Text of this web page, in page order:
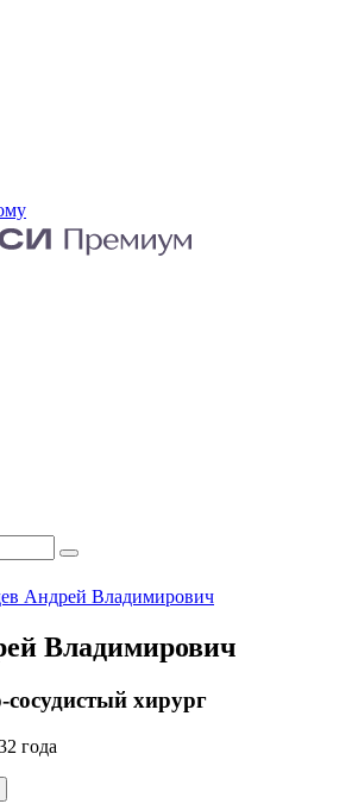
Андрей Владимирович
Владимирович
сосудистый хирург
года